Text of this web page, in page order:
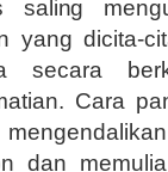
saling
yang dicita-
secara
Cara
dan